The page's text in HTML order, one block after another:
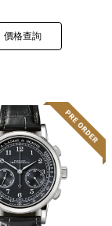
價格查詢